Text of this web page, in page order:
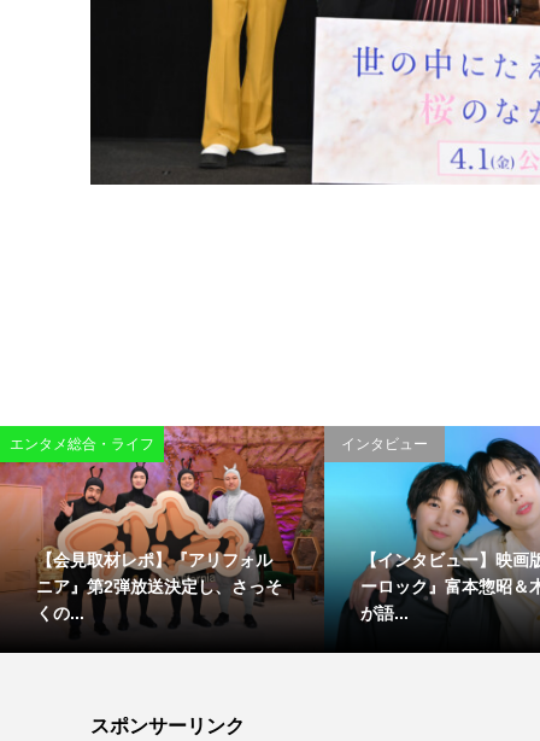
エンタメ総合・ライフ
【会見取材レポ】『アリフォル
ニア』第2弾放送決定し、さっそ
くの...
インタビュー
【インタビュー】映画
ーロック』富本惣昭＆
が語...
スポンサーリンク